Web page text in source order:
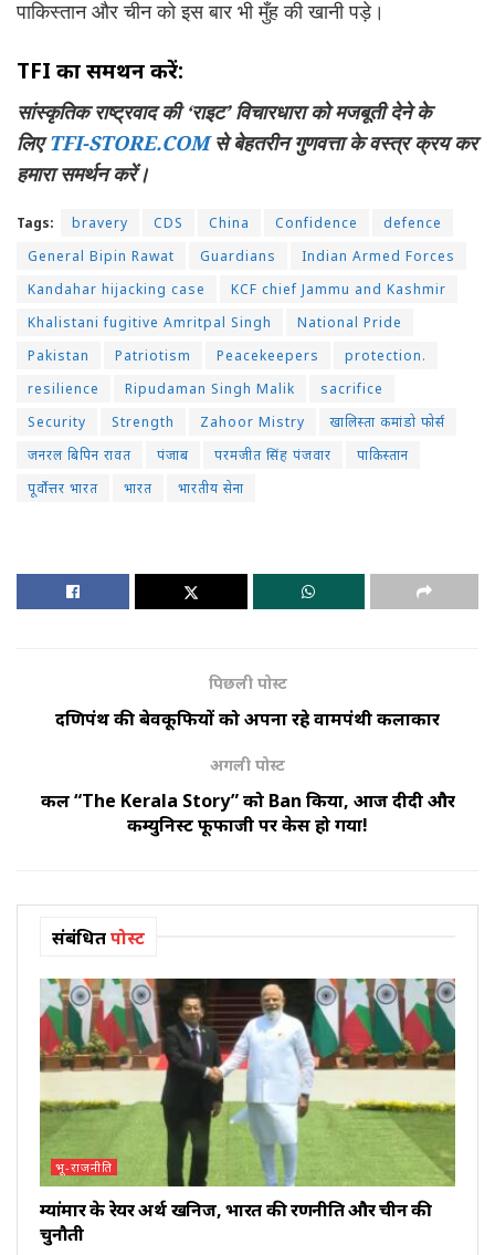
पाकिस्तान और चीन को इस बार भी मुँह की खानी पड़े।
TFI का समर्थन करें:
सांस्कृतिक राष्ट्रवाद की ‘राइट’ विचारधारा को मजबूती देने के
लिएTFI-STORE.COMसे बेहतरीन गुणवत्ता के वस्त्र क्रय कर
हमारा समर्थन करें।
Tags: bravery CDS China Confidence
defence
General Bipin Rawat
Guardians
Indian Armed Forces
Kandahar hijacking case
KCF chief Jammu and Kashmir
Khalistani fugitive Amritpal Singh
National Pride
Pakistan
Patriotism Peacekeepers
protection.
resilience
Ripudaman Singh Malik
sacrifice
Security
Strength Zahoor Mistry
खालिस्ता कमांडो फोर्स
जनरल बिपिन रावत
पंजाब परमजीत सिंह पंजवार
पाकिस्तान
पूर्वोत्तर भारत
भारत भारतीय सेना
पिछली पोस्ट
दक्षिणपंथ की बेवकूफियों को अपना रहे वामपंथी कलाकार
अगली पोस्ट
कल “The Kerala Story” को Ban किया, आज दीदी और
कम्युनिस्ट फूफाजी पर केस हो गया!
संबंधितपोस्ट
भू-राजनीति
म्यांमार के रेयर अर्थ खनिज, भारत की रणनीति और चीन की
चुनौती